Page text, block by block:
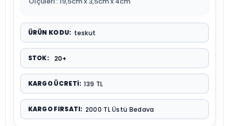
ÜRÜN KODU: teskut
STOK: 20+
KARGO ÜCRETI: 139 TL
KARGO FIRSATI: 2000 TL Üstü Bedava